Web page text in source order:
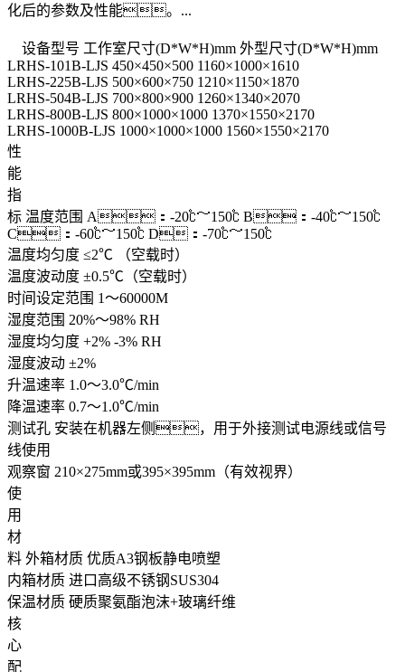
化后的参数及性能。...
设备型号 工作室尺寸(D*W*H)mm 外型尺寸(D*W*H)mm
LRHS-101B-LJS 450×450×500 1160×1000×1610
LRHS-225B-LJS 500×600×750 1210×1150×1870
LRHS-504B-LJS 700×800×900 1260×1340×2070
LRHS-800B-LJS 800×1000×1000 1370×1550×2170
LRHS-1000B-LJS 1000×1000×1000 1560×1550×2170
性
能
指
标 温度范围 A：-20℃～150℃ B：-40℃～150℃
C：-60℃～150℃ D：-70℃～150℃
温度均匀度 ≤2℃ （空载时）
温度波动度 ±0.5℃（空载时）
时间设定范围 1～60000M
湿度范围 20%～98% RH
湿度均匀度 +2% -3% RH
湿度波动 ±2%
升温速率 1.0～3.0℃/min
降温速率 0.7～1.0℃/min
测试孔 安装在机器左侧，用于外接测试电源线或信号
线使用
观察窗 210×275mm或395×395mm（有效视界）
使
用
材
料 外箱材质 优质A3钢板静电喷塑
内箱材质 进口高级不锈钢SUS304
保温材质 硬质聚氨酯泡沫+玻璃纤维
核
心
配